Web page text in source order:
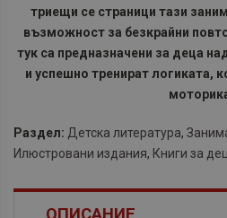
триещи се страници тази
възможност за безкрайни
тук са предназначени за деца
и успешно тренират логиката,
Раздел: Детска литература,
Илюстровани издания, Книги за